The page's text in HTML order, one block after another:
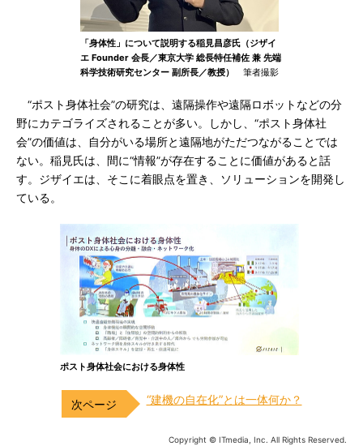
「身体性」について説明する稲見昌彦氏（ジザイ
エ Founder 会長／東京大学 総長特任補佐 兼 先端
科学技術研究センター 副所長／教授）
筆者撮影
“ポスト身体社会”の研究は、遠隔操作や遠隔ロボットなどの分
野にカテゴライズされることが多い。しかし、“ポスト身体社
会”の価値は、自分がいる場所と遠隔地がただつながることでは
ない。稲見氏は、間に“情報”が存在することに価値があると話
す。ジザイエは、そこに着眼点を置き、ソリューションを開発し
ている。
ポスト身体社会における身体性
“建機の自在化”とは一体何か？
Copyright © ITmedia, Inc. All Rights Reserved.